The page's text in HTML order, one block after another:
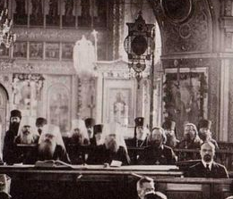
Как найти своё место в жизни
Кирилл Мурышев